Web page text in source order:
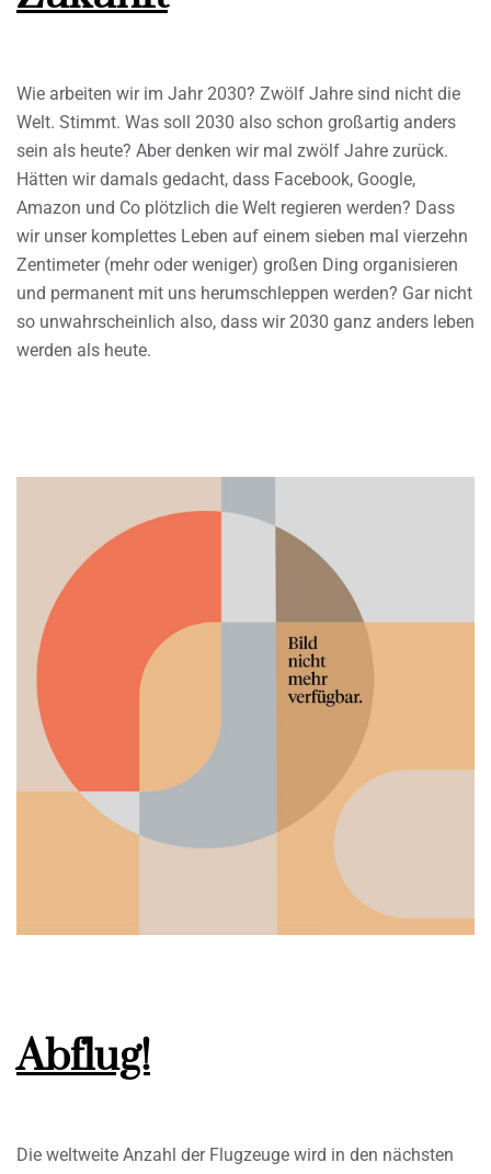
Wie arbeiten wir im Jahr 2030? Zwölf Jahre sind nicht die
Welt. Stimmt. Was soll 2030 also schon großartig anders
sein als heute? Aber denken wir mal zwölf Jahre zurück.
Hätten wir damals gedacht, dass Facebook, Google,
Amazon und Co plötzlich die Welt regieren werden? Dass
wir unser komplettes Leben auf einem sieben mal vierzehn
Zentimeter (mehr oder weniger) großen Ding organisieren
und permanent mit uns herumschleppen werden? Gar nicht
so unwahrscheinlich also, dass wir 2030 ganz anders leben
werden als heute.
Abflug!
Die weltweite Anzahl der Flugzeuge wird in den nächsten